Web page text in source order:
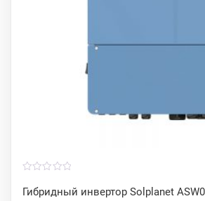
Гибридный инвертор Solplanet
o
u